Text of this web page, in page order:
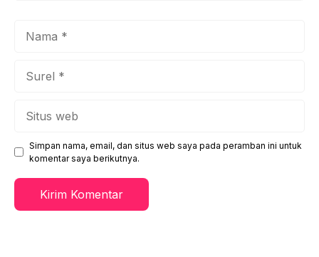
Simpan nama, email, dan situs web saya pada peramban ini untuk
komentar saya berikutnya.